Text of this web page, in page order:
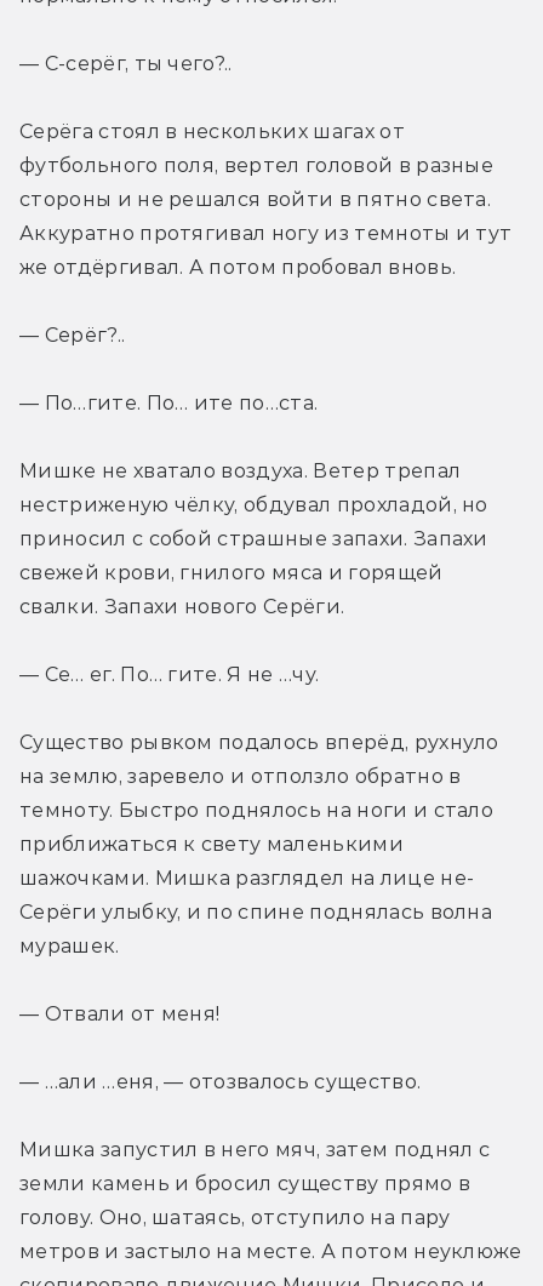
— С-серёг, ты чего?..
Серёга стоял в нескольких шагах от
футбольного поля, вертел головой в разные
стороны и не решался войти в пятно света.
Аккуратно протягивал ногу из темноты и тут
же отдёргивал. А потом пробовал вновь.
— Серёг?..
— По…гите. По… ите по…ста.
Мишке не хватало воздуха. Ветер трепал
нестриженую чёлку, обдувал прохладой, но
приносил с собой страшные запахи. Запахи
свежей крови, гнилого мяса и горящей
свалки. Запахи нового Серёги.
— Се… ег. По… гите. Я не …чу.
Существо рывком подалось вперёд, рухнуло
на землю, заревело и отползло обратно в
темноту. Быстро поднялось на ноги и стало
приближаться к свету маленькими
шажочками. Мишка разглядел на лице не-
Серёги улыбку, и по спине поднялась волна
мурашек.
— Отвали от меня!
— …али …еня, — отозвалось существо.
Мишка запустил в него мяч, затем поднял с
земли камень и бросил существу прямо в
голову. Оно, шатаясь, отступило на пару
метров и застыло на месте. А потом неуклюже